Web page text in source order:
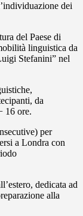
dei
del Paese di
linguistica da
Stefanini” nel
da
16 ore.
per
a Londra con
dedicata ad
alla